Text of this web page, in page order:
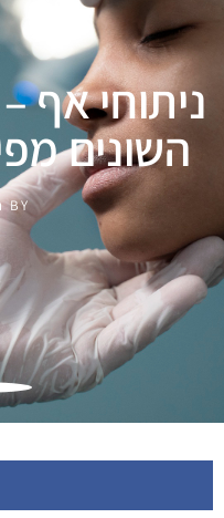
ניתוחי אף
השונים
BY